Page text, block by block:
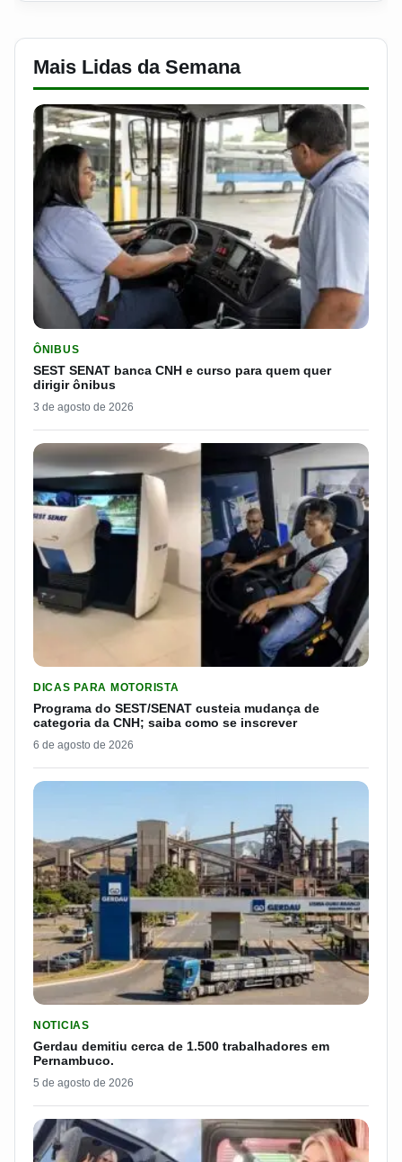
Mais Lidas da Semana
ÔNIBUS
SEST SENAT banca CNH e curso para quem quer
dirigir ônibus
3 de agosto de 2026
DICAS PARA MOTORISTA
Programa do SEST/SENAT custeia mudança de
categoria da CNH; saiba como se inscrever
6 de agosto de 2026
NOTICIAS
Gerdau demitiu cerca de 1.500 trabalhadores em
Pernambuco.
5 de agosto de 2026